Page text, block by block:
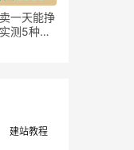
一天能挣
测5种接
建站教程